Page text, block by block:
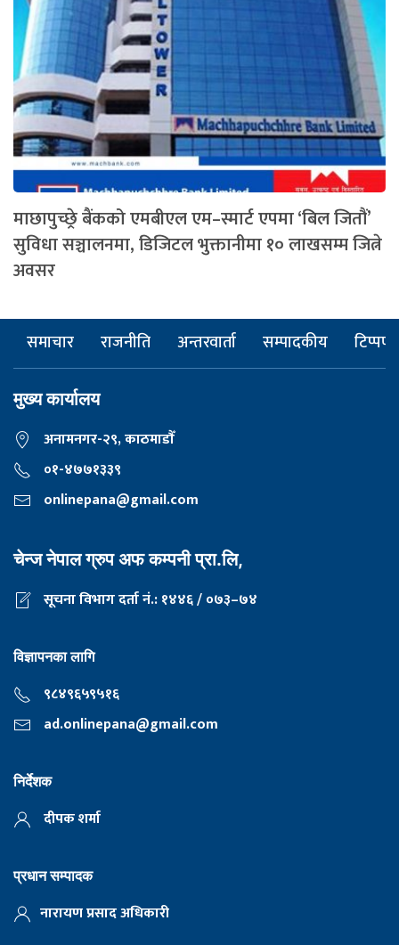
माछापुच्छ्रे बैंकको एमबीएल एम–स्मार्ट एपमा ‘बिल जितौं’
सुविधा सञ्चालनमा, डिजिटल भुक्तानीमा १० लाखसम्म जित्ने
अवसर
समाचार राजनीति अन्तरवार्ता सम्पादकीय टिप्पणी
मुख्य कार्यालय
अनामनगर-२९, काठमाडाैँ
०१-४७७१३३९
onlinepana@gmail.com
चेन्ज नेपाल ग्रुप अफ कम्पनी प्रा.लि,
सूचना विभाग दर्ता नं.: १४४६ / ०७३–७४
विज्ञापनका लागि
९८४९६५९५१६
ad.onlinepana@gmail.com
निर्देशक
दीपक शर्मा
प्रधान सम्पादक
नारायण प्रसाद अधिकारी